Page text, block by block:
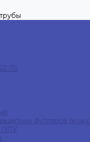
75
футляров
ППУ